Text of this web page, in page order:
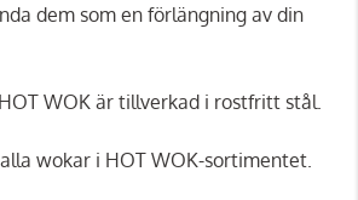
dem som en förlängning av din
WOK är tillverkad i rostfritt stål.
wokar i HOT WOK-sortimentet.